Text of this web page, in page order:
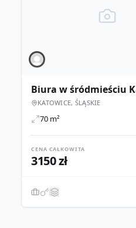
KATOWICE, ŚLĄSKIE
70 m²
CENA CAŁKOWITA
3150 zł